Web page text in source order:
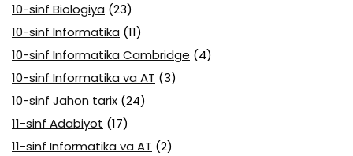
10-sinf Biologiya (23)
10-sinf Informatika (11)
10-sinf Informatika Cambridge (4)
10-sinf Informatika va AT (3)
10-sinf Jahon tarix (24)
11-sinf Adabiyot (17)
11-sinf Informatika va AT (2)